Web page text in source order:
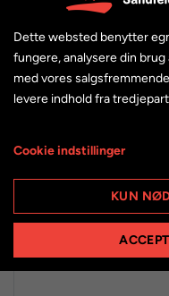
Abus Catena 6806K/
279,00 kr.
Dette websted benytter
fungere, analysere din
med vores
levere indhold fra
Cookie indstillinger
KUN